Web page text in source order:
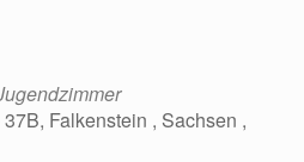
Falkenstein , Sachsen ,